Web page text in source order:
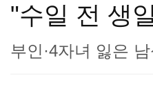
"수일 전 생
부인·4자녀 잃은